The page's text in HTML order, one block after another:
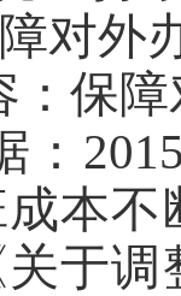
对外
：保
：
本
于